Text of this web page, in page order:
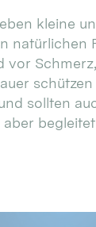
kleine
natürlichen
vor
sollten
aber